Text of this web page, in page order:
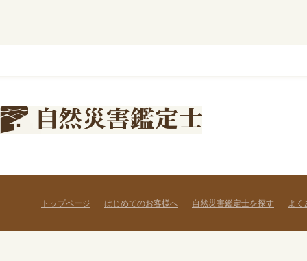
トップページ はじめてのお客様へ 自然災害鑑定士を探す よく